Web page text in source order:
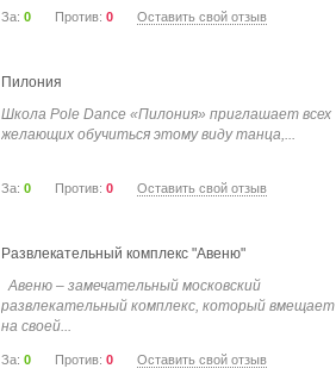
За: 0 Против: 0 Оставить свой отзыв
Пилония
Школа Pole Dance «Пилония» приглашает всех
желающих обучиться этому виду танца,...
За: 0 Против: 0 Оставить свой отзыв
Развлекательный комплекс "Авеню"
Авеню – замечательный московский
развлекательный комплекс, который вмещает
на своей...
За: 0 Против: 0 Оставить свой отзыв